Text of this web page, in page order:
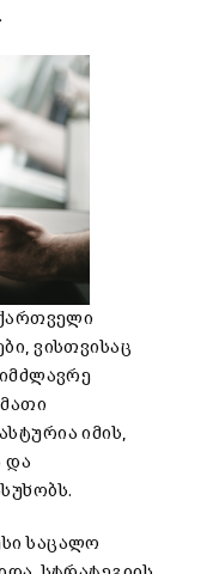
.
,ვისთვისაც
მათი
იმის,
და
.
საცალო